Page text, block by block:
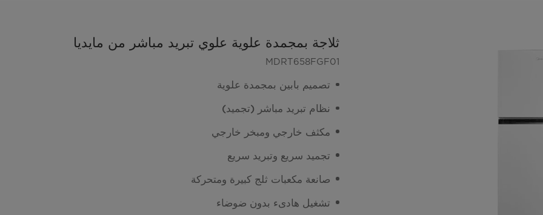
ثلاجة بمجمدة علوية علوي تبريد مباشر من مايديا
MDRT658FGF01
تصميم بابين بمجمدة علوية
نظام تبريد مباشر (تجميد)
مكثف خارجي ومبخر خارجي
تجميد سريع وتبريد سريع
صانعة مكعبات ثلج كبيرة ومتحركة
تشغيل هادىء بدون ضوضاء